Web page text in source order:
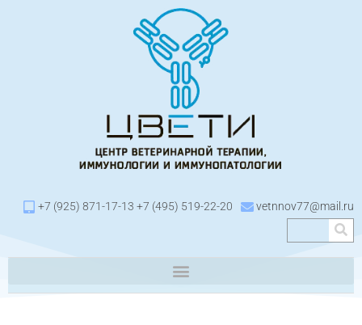
+7 (925) 871-17-13 +7 (495) 519-22-20 vetnnov77@mail.ru